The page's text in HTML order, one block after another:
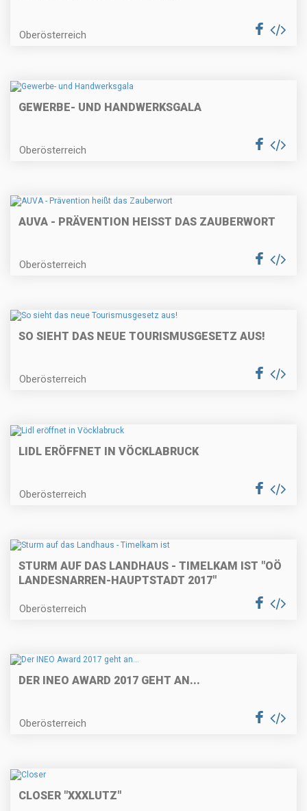
Oberösterreich
GEWERBE- UND HANDWERKSGALA
Oberösterreich
AUVA - PRÄVENTION HEISST DAS ZAUBERWORT
Oberösterreich
SO SIEHT DAS NEUE TOURISMUSGESETZ AUS!
Oberösterreich
LIDL ERÖFFNET IN VÖCKLABRUCK
Oberösterreich
STURM AUF DAS LANDHAUS - TIMELKAM IST "OÖ
LANDESNARREN-HAUPTSTADT 2017"
Oberösterreich
DER INEO AWARD 2017 GEHT AN...
Oberösterreich
CLOSER "XXXLUTZ"